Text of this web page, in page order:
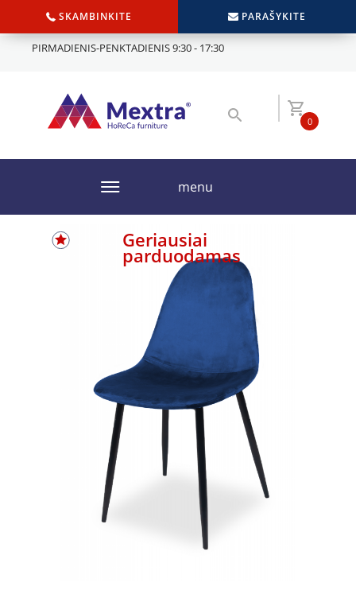
SKAMBINKITE PARAŠYKITE
PIRMADIENIS-PENKTADIENIS 9:30 - 17:30
0
menu
Geriausiai
parduodamas